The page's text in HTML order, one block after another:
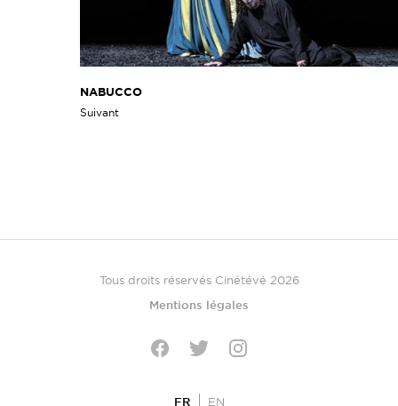
NABUCCO
Suivant
Tous droits réservés Cinétévé 2026
Mentions légales
FR EN